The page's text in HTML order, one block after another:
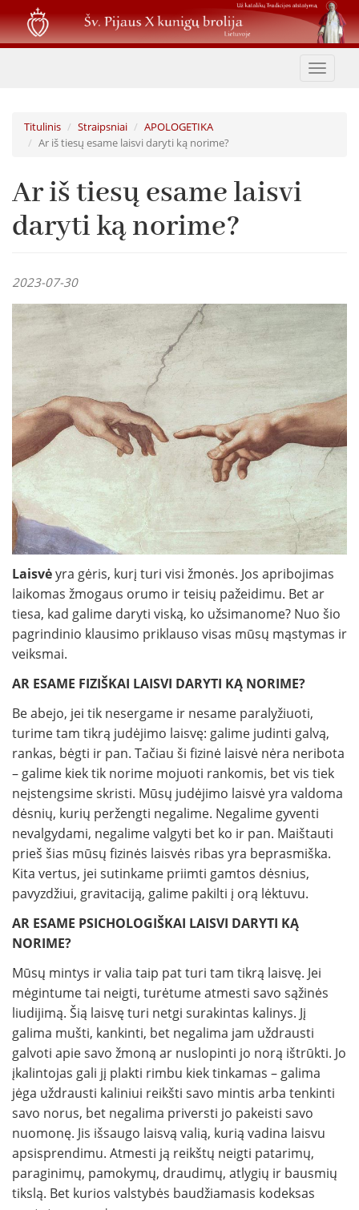
Pereiti
į
pagrindinį
Toggle
Titulinis Straipsniai
APOLOGETIKA
Ar iš tiesų esame laisvi daryti ką norime?
Ar iš tiesų esame laisvi
daryti ką norime?
2023-07-30
Laisvėyra gėris, kurį turi visi žmonės. Jos apribojimas
laikomas žmogaus orumo ir teisių pažeidimu. Bet ar
tiesa, kad galime daryti viską, ko užsimanome? Nuo šio
pagrindinio klausimo priklauso visas mūsų mąstymas ir
veiksmai.
AR ESAME FIZIŠKAI LAISVI DARYTI KĄ NORIME?
Be abejo, jei tik nesergame ir nesame paralyžiuoti,
turime tam tikrą judėjimo laisvę: galime judinti galvą,
rankas, bėgti ir pan. Tačiau ši fizinė laisvė nėra neribota
– galime kiek tik norime mojuoti rankomis, bet vis tiek
neįstengsime skristi. Mūsų judėjimo laisvė yra valdoma
dėsnių, kurių peržengti negalime. Negalime gyventi
nevalgydami, negalime valgyti bet ko ir pan. Maištauti
prieš šias mūsų fizinės laisvės ribas yra beprasmiška.
Kita vertus, jei sutinkame priimti gamtos dėsnius,
pavyzdžiui, gravitaciją, galime pakilti į orą lėktuvu.
AR ESAME PSICHOLOGIŠKAI LAISVI DARYTI KĄ
NORIME?
Mūsų mintys ir valia taip pat turi tam tikrą laisvę. Jei
mėgintume tai neigti, turėtume atmesti savo sąžinės
liudijimą. Šią laisvę turi netgi surakintas kalinys. Jį
galima mušti, kankinti, bet negalima jam uždrausti
galvoti apie savo žmoną ar nuslopinti jo norą ištrūkti. Jo
įkalintojas gali jį plakti rimbu kiek tinkamas – galima
jėga uždrausti kaliniui reikšti savo mintis arba tenkinti
savo norus, bet negalima priversti jo pakeisti savo
nuomonę. Jis išsaugo laisvą valią, kurią vadina laisvu
apsisprendimu. Atmesti ją reikštų neigti patarimų,
paraginimų, pamokymų, draudimų, atlygių ir bausmių
tikslą. Bet kurios valstybės baudžiamasis kodeksas